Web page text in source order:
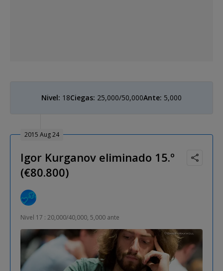
Nivel: 18Ciegas: 25,000/50,000Ante: 5,000
2015 Aug 24
Igor Kurganov eliminado 15.º
(€80.800)
Nivel 17 : 20,000/40,000, 5,000 ante